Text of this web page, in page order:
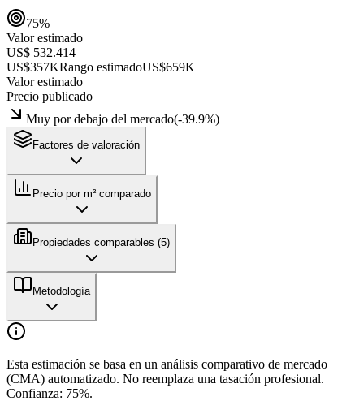
75%
Valor estimado
US$ 532.414
US$357KRango estimadoUS$659K
Valor estimado
Precio publicado
Muy por debajo del mercado(-39.9%)
Factores de valoración
Precio por m² comparado
Propiedades comparables (5)
Metodología
Esta estimación se basa en un análisis comparativo de mercado
(CMA) automatizado. No reemplaza una tasación profesional.
Confianza: 75%.